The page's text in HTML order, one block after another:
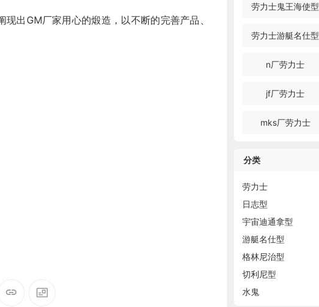
出GM厂家用心的煅造，以不断的完善产品、
劳力士鬼王海使型
劳力士游艇名仕型
n厂劳力士
jf厂劳力士
mks厂劳力士
分类
劳力士
日志型
宇宙迪通拿型
游艇名仕型
格林尼治型
切利尼型
水鬼